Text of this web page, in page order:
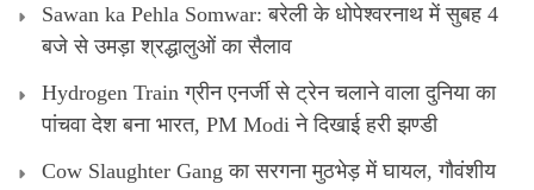
Sawan ka Pehla Somwar: बरेली के धोपेश्वरनाथ में सुबह 4
बजे से उमड़ा श्रद्धालुओं का सैलाव
Hydrogen Train ग्रीन एनर्जी से ट्रेन चलाने वाला दुनिया का
पांचवा देश बना भारत, PM Modi ने दिखाई हरी झण्डी
Cow Slaughter Gang का सरगना मुठभेड़ में घायल, गौवंशीय